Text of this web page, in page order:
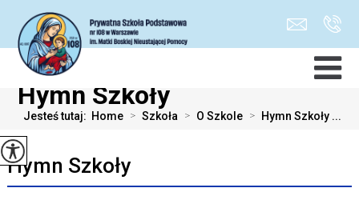
Hymn Szkoły
Jesteś tutaj: Home > Szkoła > O Szkole > Hymn Szkoły ...
Hymn Szkoły